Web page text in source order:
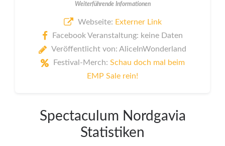
Weiterführende Informationen
Webseite: Externer Link
Facebook Veranstaltung: keine Daten
Veröffentlicht von: AliceInWonderland
Festival-Merch: Schau doch mal beim
EMP Sale rein!
Spectaculum Nordgavia
Statistiken